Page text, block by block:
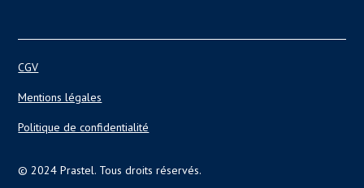
© 2024 Prastel. Tous droits réservés.
CGV
Mentions légales
Politique de confidentialité